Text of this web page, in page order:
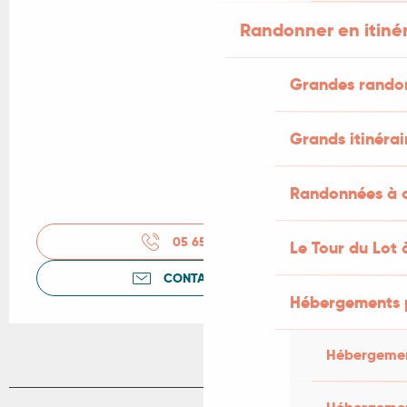
Randonner en
Grandes
Grands
Randonnées
Le Tour du Lot
05 65 20 87
CONTACTEZ-NOUS